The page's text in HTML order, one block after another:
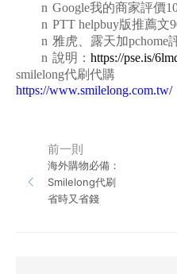
n Google我的商家評價
n PTT helpbuy版推薦文
n 雅虎、露天加pchome
n 說明： https://pse.is/
smilelong代刷代購
https://www.smilelong.com.tw/
前一則
海外購物必備：
Smilelong代刷
省時又省錢